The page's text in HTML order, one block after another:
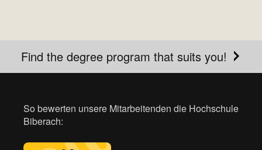
Find the degree program that suits you!
So bewerten unsere Mitarbeitenden die Hochschule
Biberach: